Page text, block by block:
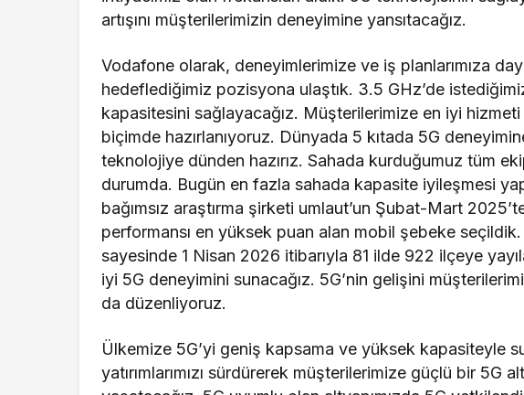
artışını müşterilerimizin deneyimine yansıtacağız.
Vodafone olarak, deneyimlerimize ve iş planlarımıza
hedeflediğimiz pozisyona ulaştık. 3.5 GHz’de
kapasitesini sağlayacağız. Müşterilerimize en iyi
biçimde hazırlanıyoruz. Dünyada 5 kıtada 5G
teknolojiye dünden hazırız. Sahada kurduğumuz tüm
durumda. Bugün en fazla sahada kapasite iyileşmesi
bağımsız araştırma şirketi umlaut’un Şubat-Mart
performansı en yüksek puan alan mobil şebeke seçildik.
sayesinde 1 Nisan 2026 itibarıyla 81 ilde 922 ilçeye
iyi 5G deneyimini sunacağız. 5G’nin gelişini
da düzenliyoruz.
Ülkemize 5G’yi geniş kapsama ve yüksek kapasiteyle
yatırımlarımızı sürdürerek müşterilerimize güçlü bir 5G